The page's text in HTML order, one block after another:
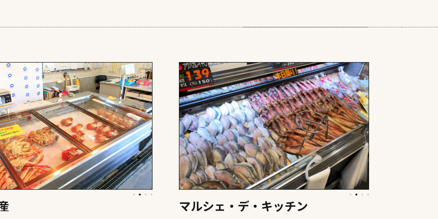
マルシェ・デ・キッチン